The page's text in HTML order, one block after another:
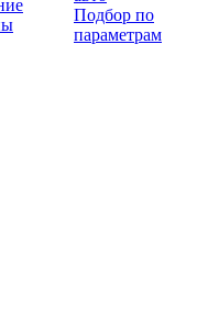
Подбор по
параметрам